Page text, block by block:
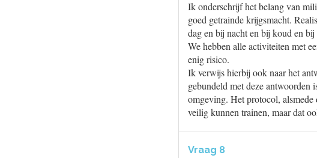
Ik onderschrijf het belang van
goed getrainde krijgsmacht.
dag en bij nacht en bij koud en
We hebben alle activiteiten met
enig risico.
Ik verwijs hierbij ook naar het
gebundeld met deze antwoorden
omgeving. Het protocol,
veilig kunnen trainen, maar dat
Vraag 8